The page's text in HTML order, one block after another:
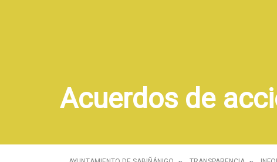
Acuerdos de